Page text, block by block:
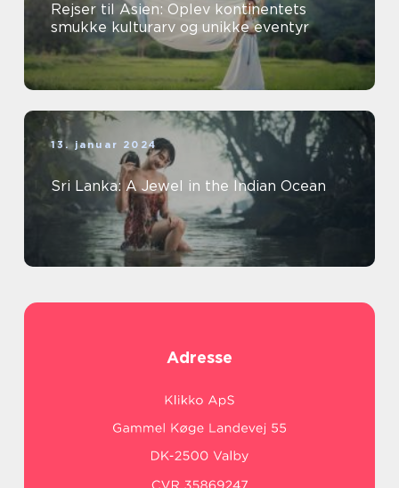
Rejser til Asien: Oplev kontinentets
smukke kulturarv og unikke eventyr
13. januar 2024
Sri Lanka: A Jewel in the Indian Ocean
Adresse